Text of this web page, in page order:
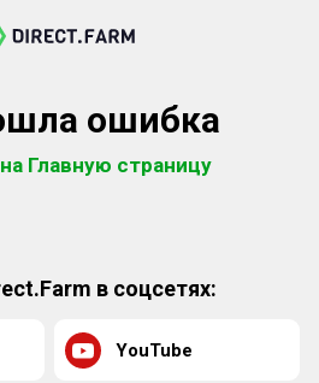
ошибка
Главную страницу
в соцсетях:
YouTube